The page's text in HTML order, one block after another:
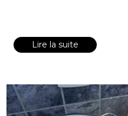
Lire la suite